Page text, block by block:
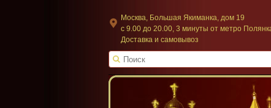
Москва, Большая Якиманка, дом 19
c 9.00 до 20.00, 3 минуты от метро
Доставка и самовывоз